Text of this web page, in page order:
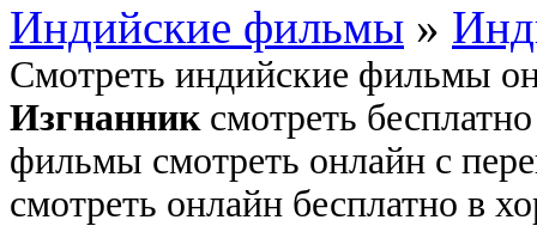
Индийские фильмы »
Смотреть индийские фильмы
Изгнанниксмотреть
фильмы смотреть онлайн с
смотреть онлайн бесплатно в